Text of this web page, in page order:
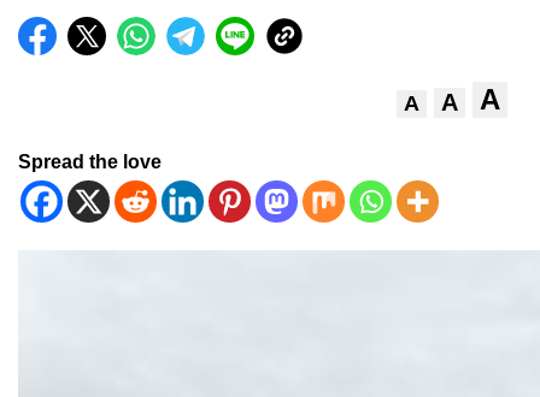
A A A
Spread the love